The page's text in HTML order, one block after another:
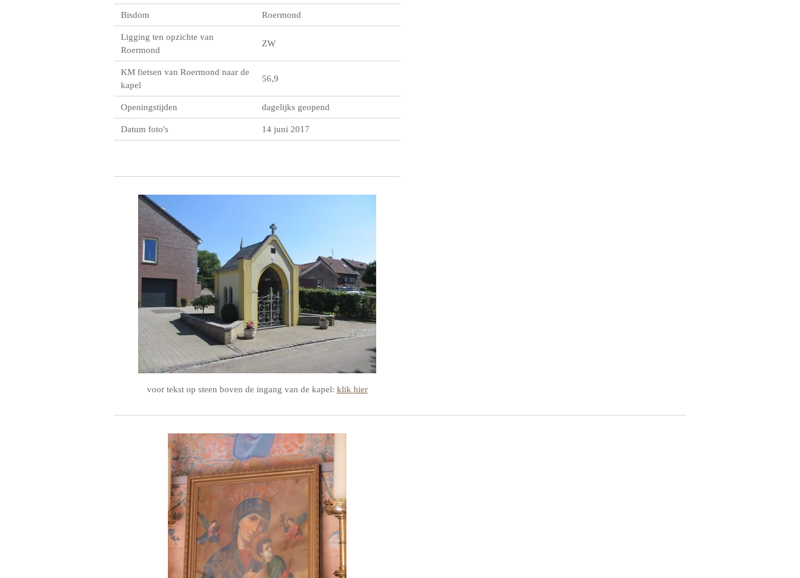
Bisdom Roermond
Ligging ten opzichte van
Roermond
ZW
KM fietsen van Roermond naar de
kapel
56,9
Openingstijden dagelijks geopend
Datum foto's 14 juni 2017
voor tekst op steen boven de ingang van de kapel: klik hier